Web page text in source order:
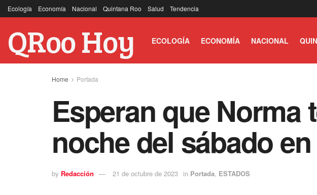
Ecología Economía Nacional Quintana Roo Salud Tendencia
QRoo Hoy ECOLOGÍA ECONOMÍA NACIONAL
Home Portada
Esperan que Norma
noche del sábado
by Redacción 21 de octubre de 2023 in Portada, ESTADOS